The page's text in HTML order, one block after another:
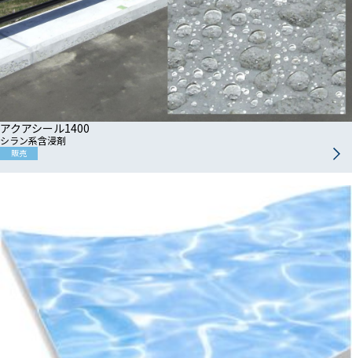
アクアシール1400
シラン系含浸剤
販売